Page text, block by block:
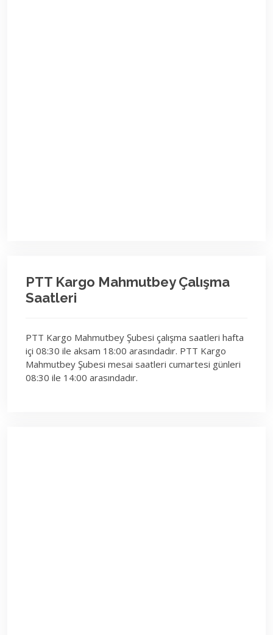
PTT Kargo Mahmutbey Çalışma
Saatleri
PTT Kargo Mahmutbey Şubesi çalışma saatleri hafta
içi 08:30 ile aksam 18:00 arasındadır. PTT Kargo
Mahmutbey Şubesi mesai saatleri cumartesi günleri
08:30 ile 14:00 arasındadır.